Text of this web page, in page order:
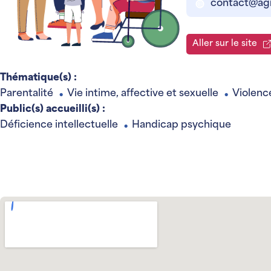
Aller sur le site
Thématique(s) :
Parentalité
● Vie intime, affective et sexuelle ●
Public(s) accueilli(s) :
Déficience intellectuelle
● Handicap psychique